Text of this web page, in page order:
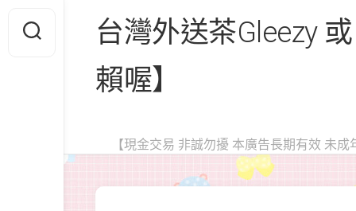
content
台灣外送茶Gleezy
賴喔】
【現金交易 非誠勿擾 本廣告長期有效 未成